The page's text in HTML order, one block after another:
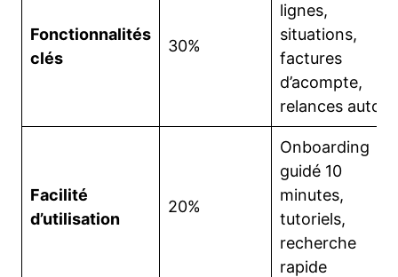
Fonctionnalités
clés
30%
lignes,
situations,
factures
d’acompte,
relances auto
Facilité
d’utilisation
20%
Onboarding
guidé 10
minutes,
tutoriels,
recherche
rapide